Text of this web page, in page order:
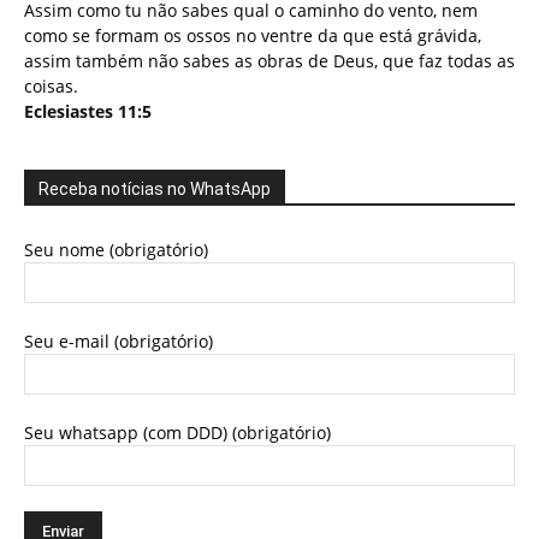
Assim como tu não sabes qual o caminho do vento, nem
como se formam os ossos no ventre da que está grávida,
assim também não sabes as obras de Deus, que faz todas as
coisas.
Eclesiastes 11:5
Receba notícias no WhatsApp
Seu nome (obrigatório)
Seu e-mail (obrigatório)
Seu whatsapp (com DDD) (obrigatório)